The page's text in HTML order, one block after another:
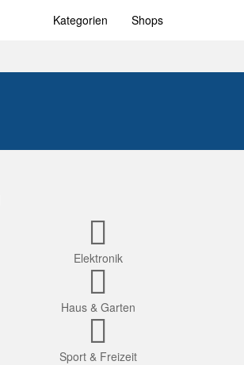
Kategorien Shops
Elektronik
Haus & Garten
Sport & Freizeit